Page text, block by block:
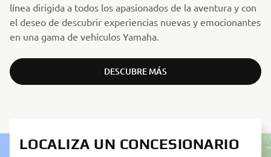
línea dirigida a todos los apasionados de la aventura y con
el deseo de descubrir experiencias nuevas y emocionantes
en una gama de vehículos Yamaha.
DESCUBRE MÁS
LOCALIZA UN CONCESIONARIO